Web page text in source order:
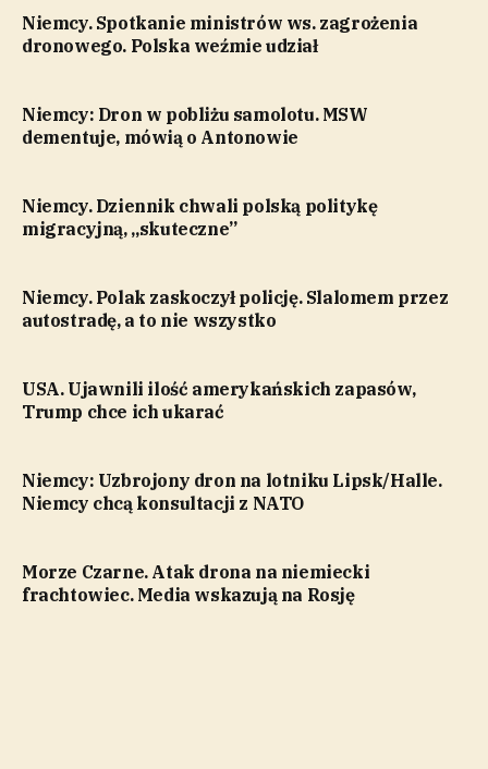
Niemcy. Spotkanie ministrów ws. zagrożenia
dronowego. Polska weźmie udział
Niemcy: Dron w pobliżu samolotu. MSW
dementuje, mówią o Antonowie
Niemcy. Dziennik chwali polską politykę
migracyjną, „skuteczne”
Niemcy. Polak zaskoczył policję. Slalomem przez
autostradę, a to nie wszystko
USA. Ujawnili ilość amerykańskich zapasów,
Trump chce ich ukarać
Niemcy: Uzbrojony dron na lotniku Lipsk/Halle.
Niemcy chcą konsultacji z NATO
Morze Czarne. Atak drona na niemiecki
frachtowiec. Media wskazują na Rosję